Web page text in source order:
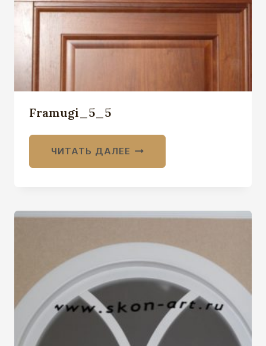
Framugi_5_5
ЧИТАТЬ ДАЛЕЕ